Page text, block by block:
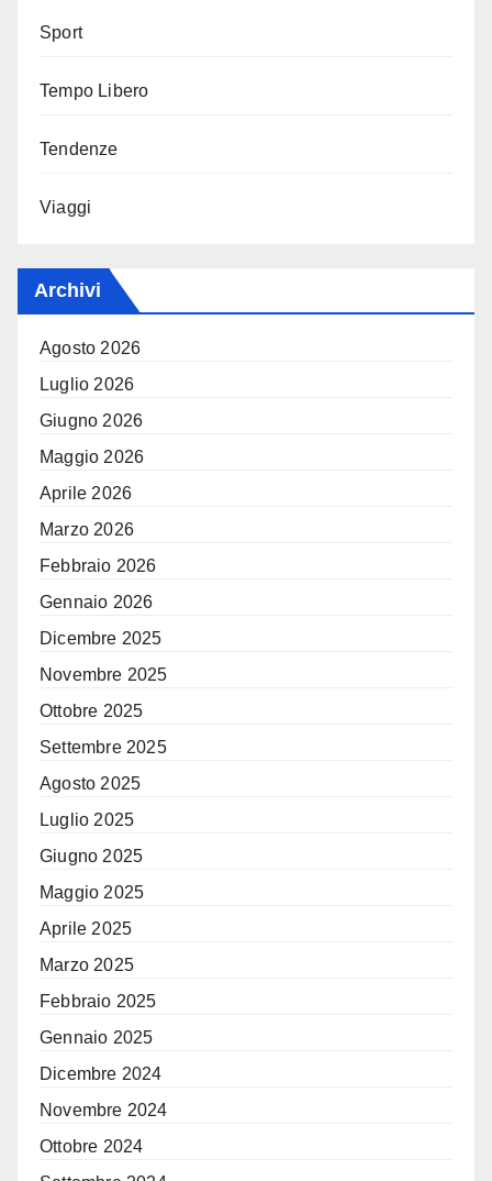
Sport
Tempo Libero
Tendenze
Viaggi
Archivi
Agosto 2026
Luglio 2026
Giugno 2026
Maggio 2026
Aprile 2026
Marzo 2026
Febbraio 2026
Gennaio 2026
Dicembre 2025
Novembre 2025
Ottobre 2025
Settembre 2025
Agosto 2025
Luglio 2025
Giugno 2025
Maggio 2025
Aprile 2025
Marzo 2025
Febbraio 2025
Gennaio 2025
Dicembre 2024
Novembre 2024
Ottobre 2024